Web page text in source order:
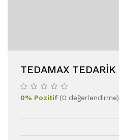
TEDAMAX TEDARIK
0% Pozitif(0 değerlendirme)